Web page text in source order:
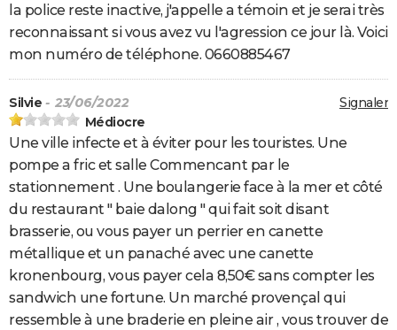
la police reste inactive, j'appelle a témoin et je serai très
reconnaissant si vous avez vu l'agression ce jour là. Voici
mon numéro de téléphone. 0660885467
Signaler
Silvie - 23/06/2022
Médiocre
Une ville infecte et à éviter pour les touristes. Une
pompe a fric et salle Commencant par le
stationnement . Une boulangerie face à la mer et côté
du restaurant " baie dalong " qui fait soit disant
brasserie, ou vous payer un perrier en canette
métallique et un panaché avec une canette
kronenbourg, vous payer cela 8,50€ sans compter les
sandwich une fortune. Un marché provençal qui
ressemble à une braderie en pleine air , vous trouver de